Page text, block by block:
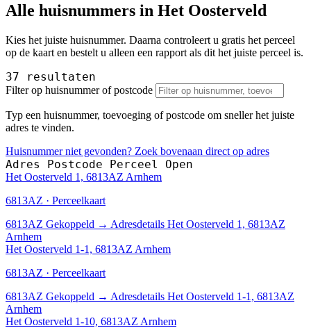
Alle huisnummers in Het Oosterveld
Kies het juiste huisnummer. Daarna controleert u gratis het perceel
op de kaart en bestelt u alleen een rapport als dit het juiste perceel is.
37 resultaten
Filter op huisnummer of postcode
Typ een huisnummer, toevoeging of postcode om sneller het juiste
adres te vinden.
Huisnummer niet gevonden? Zoek bovenaan direct op adres
Adres Postcode Perceel Open
Het Oosterveld 1, 6813AZ Arnhem
6813AZ · Perceelkaart
6813AZ Gekoppeld → Adresdetails Het Oosterveld 1, 6813AZ
Arnhem
Het Oosterveld 1-1, 6813AZ Arnhem
6813AZ · Perceelkaart
6813AZ Gekoppeld → Adresdetails Het Oosterveld 1-1, 6813AZ
Arnhem
Het Oosterveld 1-10, 6813AZ Arnhem